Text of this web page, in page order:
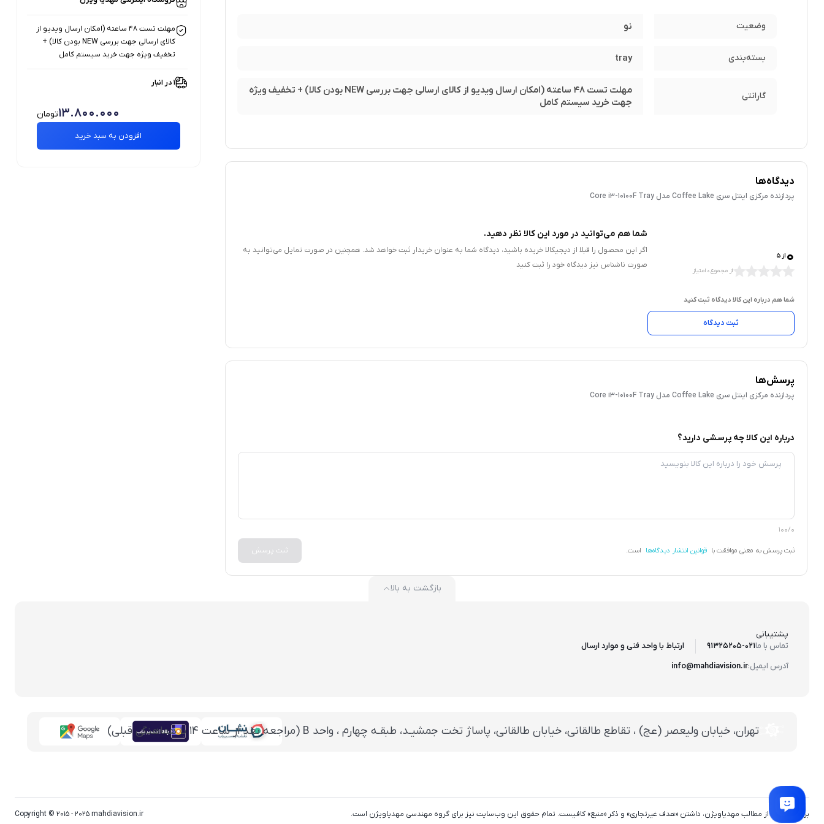
وضعیت نو
بسته‌بندی tray
گارانتی
مهلت تست 48 ساعته (امکان ارسال ویدیو از کالای ارسالی جهت بررسی NEW بودن کالا) + تخفیف ویژه
جهت خرید سیستم کامل
دیدگاه‌ها
پردازنده مرکزی اینتل سری Coffee Lake مدل Core i3-10100F Tray
0 از 5
از مجموع 0 امتیاز
شما هم درباره این کالا دیدگاه ثبت کنید
ثبت دیدگاه
شما هم می‌توانید در مورد این کالا نظر دهید.
اگر این محصول را قبلا از دیجیکالا خریده باشید، دیدگاه شما به عنوان خریدار ثبت خواهد شد. همچنین در صورت تمایل می‌توانید به
صورت ناشناس نیز دیدگاه خود را ثبت کنید
پرسش‌ها
پردازنده مرکزی اینتل سری Coffee Lake مدل Core i3-10100F Tray
درباره این کالا چه پرسشی دارید؟
100/0
ثبت پرسش به معنی موافقت با قوانین انتشار دیدگاه‌ها است. ثبت پرسش
مهلت تست 48 ساعته (امکان ارسال ویدیو از
کالای ارسالی جهت بررسی NEW بودن کالا) +
تخفیف ویژه جهت خرید سیستم کامل
1 در انبار
افزودن به سبد خرید
13.800.000تومان
پشتیبانی
تماس با ما91325205-021
آدرس ایمیل:info@mahdiavision.ir
ارتباط با واحد فنی و موارد ارسال
بازگشت به بالا
تهران، خيابان وليعصر (عج) ، تقاطع طالقانی، خيابان طالقانی، پاساژ تخت جمشيـد، طبقـه چهارم ، واحد B (مراجعه بعد از ساعت 14 با هماهنگی قبلی)
برای استفاده از مطالب مهدیاویژن، داشتن «هدف غیرتجاری» و ذکر «منبع» کافیست. تمام حقوق اين وب‌سايت نیز برای گروه مهندسی مهدیاویژن است. Copyright © 2015 - 2025 mahdiavision.ir